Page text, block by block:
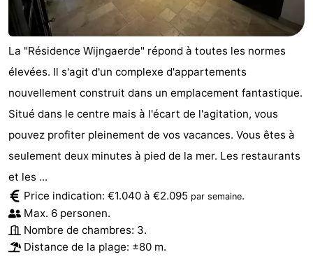
Buitenhof
Domburg
Hof
Domburg
-
Westhove
Hôtels
Last
minutes
Plages
Voir
et
faire
Lieux
d'intérêt
-
La "Résidence Wijngaerde" répond à toutes les normes
élevées. Il s'agit d'un complexe d'appartements
nouvellement construit dans un emplacement fantastique.
Situé dans le centre mais à l'écart de l'agitation, vous
pouvez profiter pleinement de vos vacances. Vous êtes à
seulement deux minutes à pied de la mer. Les restaurants
et les ...
Price indication: €1.040 à €2.095 par semaine.
Max. 6 personen.
Nombre de chambres: 3.
Distance de la plage: ±80 m.